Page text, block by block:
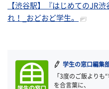
【渋谷駅】『はじめてのJR
れ！_おどおど学生。
学生の窓口編集
「3度のご飯よりも
を合言葉に、